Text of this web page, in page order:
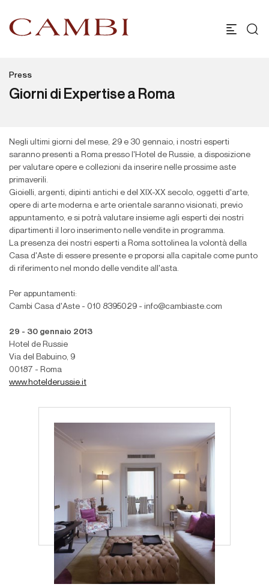
Press
Giorni di Expertise a Roma
Negli ultimi giorni del mese, 29 e 30 gennaio, i nostri esperti
saranno presenti a Roma presso l'Hotel de Russie, a disposizione
per valutare opere e collezioni da inserire nelle prossime aste
primaverili.
Gioielli, argenti, dipinti antichi e del XIX-XX secolo, oggetti d'arte,
opere di arte moderna e arte orientale saranno visionati, previo
appuntamento, e si potrà valutare insieme agli esperti dei nostri
dipartimenti il loro inserimento nelle vendite in programma.
La presenza dei nostri esperti a Roma sottolinea la volontà della
Casa d'Aste di essere presente e proporsi alla capitale come punto
di riferimento nel mondo delle vendite all'asta.
Per appuntamenti:
Cambi Casa d'Aste - 010 8395029 - info@cambiaste.com
29 - 30 gennaio 2013
Hotel de Russie
Via del Babuino, 9
00187 - Roma
www.hotelderussie.it